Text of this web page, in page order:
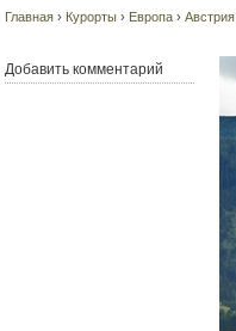
Главная › Курорты › Европа › Австрия
Добавить комментарий